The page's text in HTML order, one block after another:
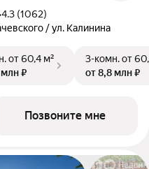
4.3 (1062)
/ ул. Калинина
от 60,4 м²
₽
3-комн.от
от 8,8 млн ₽
Позвоните мне